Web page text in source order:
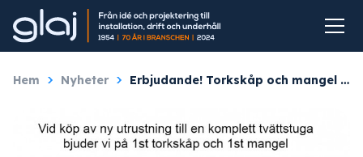
Hem Nyheter Erbjudande! Torkskåp och mangel på köpet (värde 44250:-)